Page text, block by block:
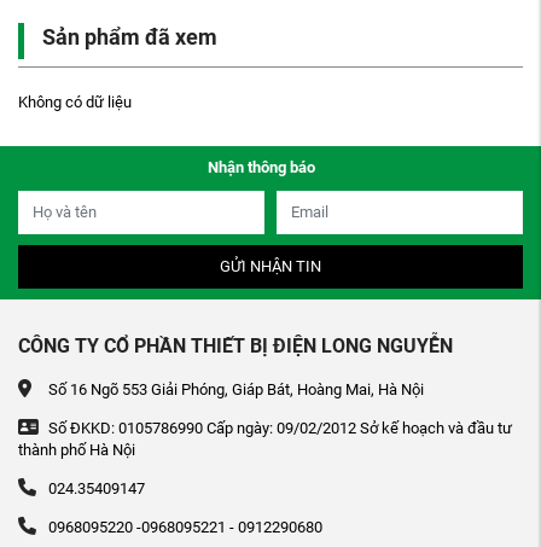
Sản phẩm đã xem
Không có dữ liệu
Nhận thông báo
GỬI NHẬN TIN
CÔNG TY CỔ PHẦN THIẾT BỊ ĐIỆN LONG NGUYỄN
Số 16 Ngõ 553 Giải Phóng, Giáp Bát, Hoàng Mai, Hà Nội
Số ĐKKD: 0105786990 Cấp ngày: 09/02/2012 Sở kế hoạch và đầu tư
thành phố Hà Nội
024.35409147
0968095220 -0968095221 - 0912290680